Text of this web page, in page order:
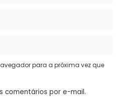
para a próxima vez que
comentários por e-mail.